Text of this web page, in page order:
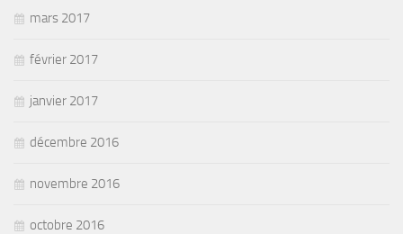
mars 2017
février 2017
janvier 2017
décembre 2016
novembre 2016
octobre 2016